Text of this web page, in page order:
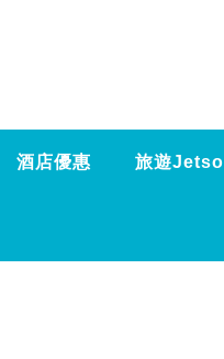
酒店優惠 旅遊Jetso